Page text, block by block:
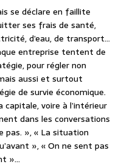
se déclare en faillite
ses frais de santé,
d’eau, de transport…
entreprise tentent de
pour régler non
aussi et surtout
de survie économique.
voire à l’intérieur
dans les conversations
pas. », « La situation
», « On ne sent pas
»…